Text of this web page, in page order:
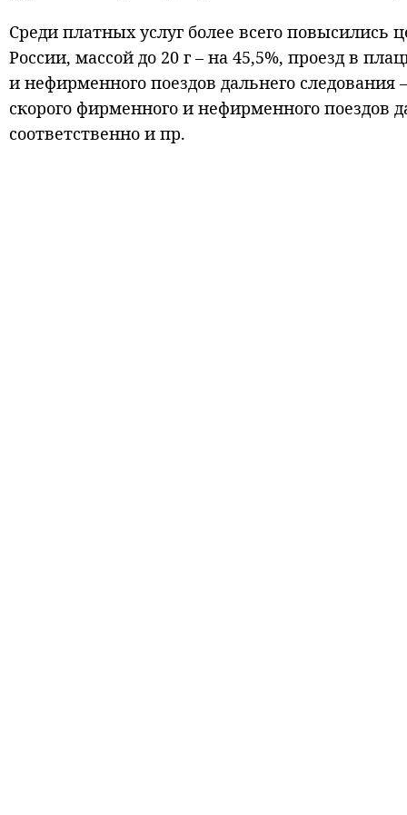
Среди платных услуг более всего
России, массой до 20 г – на 45,5%, проезд в
и нефирменного поездов дальнего
скорого фирменного и нефирменного поездов
соответственно и пр.